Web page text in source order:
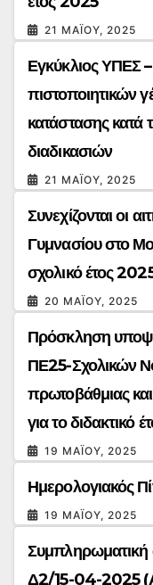
21 ΜΑΪ́ΟΥ, 2025
Εγκύκλιος ΥΠΕΣ
πιστοποιητικών
κατάστασης κατά
διαδικασιών
21 ΜΑΪ́ΟΥ, 2025
Συνεχίζονται οι
Γυμνασίου στο
σχολικό έτος
20 ΜΑΪ́ΟΥ, 2025
Πρόσκληση
ΠΕ25-Σχολικών
πρωτοβάθμιας
για το
19 ΜΑΪ́ΟΥ, 2025
Ημερολογιακός
19 ΜΑΪ́ΟΥ, 2025
Συμπληρωματική
Δ2/15-04-2025